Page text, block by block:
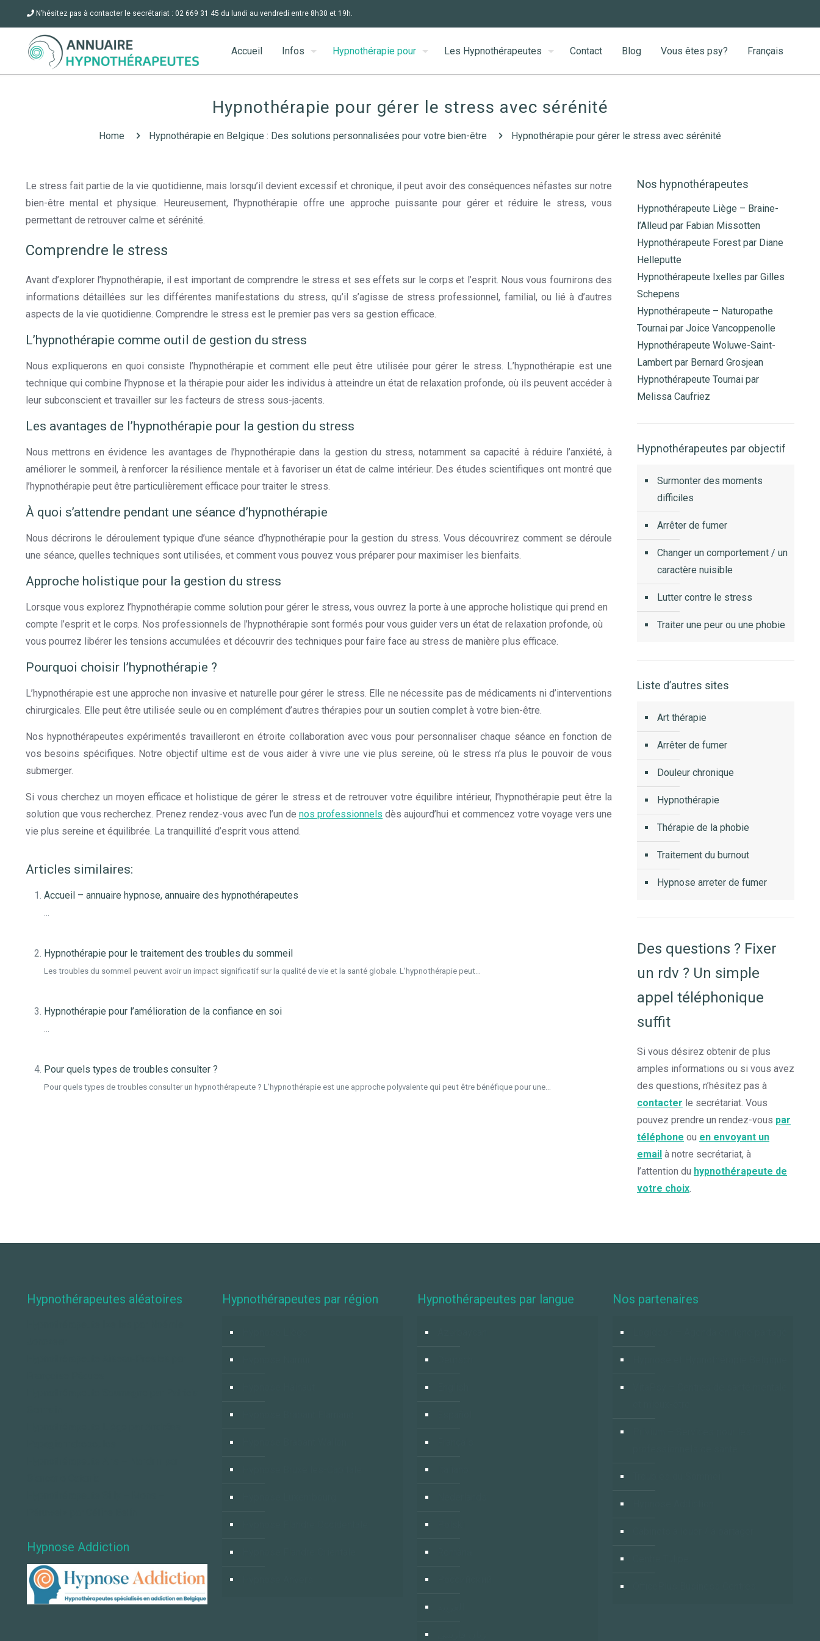
N’hésitez pas à contacter le secrétariat : 02 669 31 45 du lundi au vendredi entre 8h30 et 19h.
Accueil Infos Hypnothérapie pour Les Hypnothérapeutes Contact Blog Vous êtes psy? Français
Hypnothérapie pour gérer le stress avec sérénité
Home Hypnothérapie en Belgique : Des solutions personnalisées pour votre bien-être Hypnothérapie pour gérer le stress avec sérénité
Le stress fait partie de la vie quotidienne, mais lorsqu’il devient excessif et chronique, il peut avoir des conséquences néfastes sur notre
bien-être mental et physique. Heureusement, l’hypnothérapie offre une approche puissante pour gérer et réduire le stress, vous
permettant de retrouver calme et sérénité.
Comprendre le stress
Avant d’explorer l’hypnothérapie, il est important de comprendre le stress et ses effets sur le corps et l’esprit. Nous vous fournirons des
informations détaillées sur les différentes manifestations du stress, qu’il s’agisse de stress professionnel, familial, ou lié à d’autres
aspects de la vie quotidienne. Comprendre le stress est le premier pas vers sa gestion efficace.
L’hypnothérapie comme outil de gestion du stress
Nous expliquerons en quoi consiste l’hypnothérapie et comment elle peut être utilisée pour gérer le stress. L’hypnothérapie est une
technique qui combine l’hypnose et la thérapie pour aider les individus à atteindre un état de relaxation profonde, où ils peuvent accéder à
leur subconscient et travailler sur les facteurs de stress sous-jacents.
Les avantages de l’hypnothérapie pour la gestion du stress
Nous mettrons en évidence les avantages de l’hypnothérapie dans la gestion du stress, notamment sa capacité à réduire l’anxiété, à
améliorer le sommeil, à renforcer la résilience mentale et à favoriser un état de calme intérieur. Des études scientifiques ont montré que
l’hypnothérapie peut être particulièrement efficace pour traiter le stress.
À quoi s’attendre pendant une séance d’hypnothérapie
Nous décrirons le déroulement typique d’une séance d’hypnothérapie pour la gestion du stress. Vous découvrirez comment se déroule
une séance, quelles techniques sont utilisées, et comment vous pouvez vous préparer pour maximiser les bienfaits.
Approche holistique pour la gestion du stress
Lorsque vous explorez l’hypnothérapie comme solution pour gérer le stress, vous ouvrez la porte à une approche holistique qui prend en
compte l’esprit et le corps. Nos professionnels de l’hypnothérapie sont formés pour vous guider vers un état de relaxation profonde, où
vous pourrez libérer les tensions accumulées et découvrir des techniques pour faire face au stress de manière plus efficace.
Pourquoi choisir l’hypnothérapie ?
L’hypnothérapie est une approche non invasive et naturelle pour gérer le stress. Elle ne nécessite pas de médicaments ni d’interventions
chirurgicales. Elle peut être utilisée seule ou en complément d’autres thérapies pour un soutien complet à votre bien-être.
Nos hypnothérapeutes expérimentés travailleront en étroite collaboration avec vous pour personnaliser chaque séance en fonction de
vos besoins spécifiques. Notre objectif ultime est de vous aider à vivre une vie plus sereine, où le stress n’a plus le pouvoir de vous
submerger.
Si vous cherchez un moyen efficace et holistique de gérer le stress et de retrouver votre équilibre intérieur, l’hypnothérapie peut être la
solution que vous recherchez. Prenez rendez-vous avec l’un de nos professionnels dès aujourd’hui et commencez votre voyage vers une
vie plus sereine et équilibrée. La tranquillité d’esprit vous attend.
Articles similaires:
Accueil – annuaire hypnose, annuaire des hypnothérapeutes
...
Hypnothérapie pour le traitement des troubles du sommeil
Les troubles du sommeil peuvent avoir un impact significatif sur la qualité de vie et la santé globale. L’hypnothérapie peut...
Hypnothérapie pour l’amélioration de la confiance en soi
...
Pour quels types de troubles consulter ?
Pour quels types de troubles consulter un hypnothérapeute ? L’hypnothérapie est une approche polyvalente qui peut être bénéfique pour une...
Nos hypnothérapeutes
Hypnothérapeute Liège – Braine-
l’Alleud par Fabian Missotten
Hypnothérapeute Forest par Diane
Helleputte
Hypnothérapeute Ixelles par Gilles
Schepens
Hypnothérapeute – Naturopathe
Tournai par Joice Vancoppenolle
Hypnothérapeute Woluwe-Saint-
Lambert par Bernard Grosjean
Hypnothérapeute Tournai par
Melissa Caufriez
Hypnothérapeutes par objectif
Surmonter des moments
difficiles
Arrêter de fumer
Changer un comportement / un
caractère nuisible
Lutter contre le stress
Traiter une peur ou une phobie
Liste d’autres sites
Art thérapie
Arrêter de fumer
Douleur chronique
Hypnothérapie
Thérapie de la phobie
Traitement du burnout
Hypnose arreter de fumer
Des questions ? Fixer
un rdv ? Un simple
appel téléphonique
suffit
Si vous désirez obtenir de plus
amples informations ou si vous avez
des questions, n’hésitez pas à
contacter le secrétariat. Vous
pouvez prendre un rendez-vous par
téléphone ou en envoyant un
email à notre secrétariat, à
l’attention du hypnothérapeute de
votre choix.
Hypnothérapeutes aléatoires
Hypnose Addiction
Hypnothérapeutes par région Hypnothérapeutes par langue Nos partenaires